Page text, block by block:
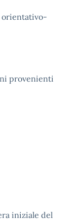
orientativo-
provenienti
iniziale del